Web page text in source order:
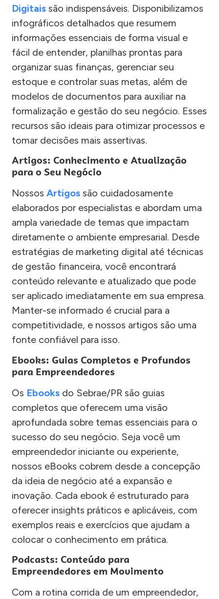
Digitais são indispensáveis. Disponibilizamos
infográficos detalhados que resumem
informações essenciais de forma visual e
fácil de entender, planilhas prontas para
organizar suas finanças, gerenciar seu
estoque e controlar suas metas, além de
modelos de documentos para auxiliar na
formalização e gestão do seu negócio. Esses
recursos são ideais para otimizar processos e
tomar decisões mais assertivas.
Artigos: Conhecimento e Atualização
para o Seu Negócio
Nossos Artigos são cuidadosamente
elaborados por especialistas e abordam uma
ampla variedade de temas que impactam
diretamente o ambiente empresarial. Desde
estratégias de marketing digital até técnicas
de gestão financeira, você encontrará
conteúdo relevante e atualizado que pode
ser aplicado imediatamente em sua empresa.
Manter-se informado é crucial para a
competitividade, e nossos artigos são uma
fonte confiável para isso.
Ebooks: Guias Completos e Profundos
para Empreendedores
Os Ebooks do Sebrae/PR são guias
completos que oferecem uma visão
aprofundada sobre temas essenciais para o
sucesso do seu negócio. Seja você um
empreendedor iniciante ou experiente,
nossos eBooks cobrem desde a concepção
da ideia de negócio até a expansão e
inovação. Cada ebook é estruturado para
oferecer insights práticos e aplicáveis, com
exemplos reais e exercícios que ajudam a
colocar o conhecimento em prática.
Podcasts: Conteúdo para
Empreendedores em Movimento
Com a rotina corrida de um empreendedor,